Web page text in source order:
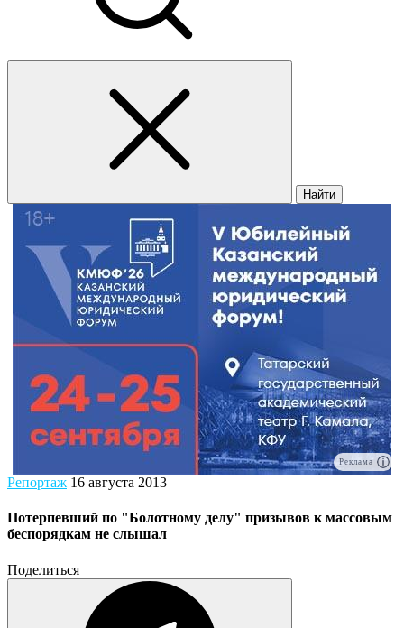
Найти
Реклама
Репортаж 16 августа 2013
Потерпевший по "Болотному делу" призывов к массовым
беспорядкам не слышал
Поделиться